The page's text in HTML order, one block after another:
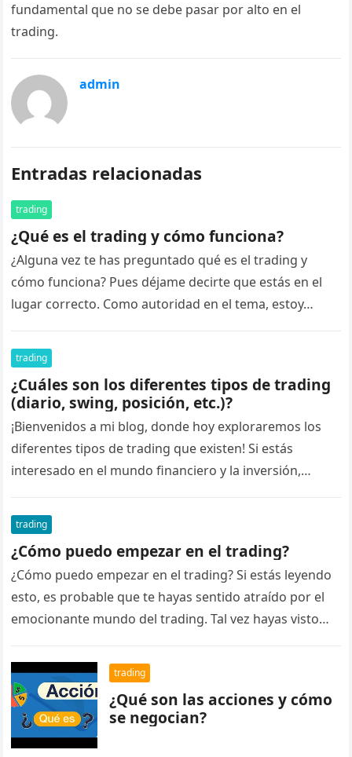
fundamental que no se debe pasar por alto en el
trading.
admin
Entradas relacionadas
trading
¿Qué es el trading y cómo funciona?
¿Alguna vez te has preguntado qué es el trading y
cómo funciona? Pues déjame decirte que estás en el
lugar correcto. Como autoridad en el tema, estoy…
trading
¿Cuáles son los diferentes tipos de trading
(diario, swing, posición, etc.)?
¡Bienvenidos a mi blog, donde hoy exploraremos los
diferentes tipos de trading que existen! Si estás
interesado en el mundo financiero y la inversión,
trading
¿Cómo puedo empezar en el trading?
¿Cómo puedo empezar en el trading? Si estás leyendo
esto, es probable que te hayas sentido atraído por el
emocionante mundo del trading. Tal vez hayas visto…
trading
¿Qué son las acciones y cómo
se negocian?